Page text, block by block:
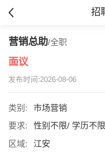
招
营销总助/全职
面议
发布时间:2026-08-06
类别:
市场营销
要求:
性别不限/ 学历不
区域:
江安